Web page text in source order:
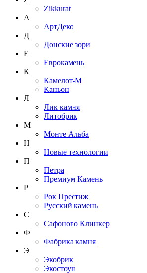
Zikkurat
А
АртДеко
Д
Донские зори
Е
Еврокамень
К
Камелот-М
Каньон
Л
Лик камня
Литобрик
М
Монте Альба
Н
Новые технологии
П
Петра
Премиум Камень
Р
Рок Престиж
Русский камень
С
Сафоново Клинкер
Ф
Фабрика камня
Э
Экобрик
Экостоун